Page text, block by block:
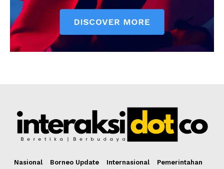
Nasional Borneo Update Internasional
Pemerintahan